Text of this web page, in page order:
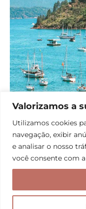
Valorizamos a
Utilizamos cookies
navegação, exibir
e analisar o nosso
você consente com
Como chegar
Ubatuba está
quanto de São
redobrada, pois de
apresenta trechos
pistas de mão